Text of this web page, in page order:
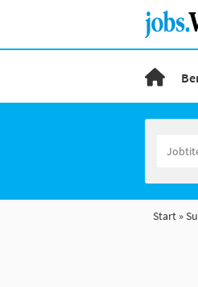
Start